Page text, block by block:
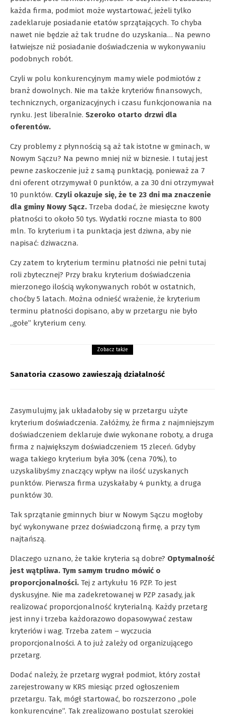
każda firma, podmiot może wystartować, jeżeli tylko
zadeklaruje posiadanie etatów sprzątających. To chyba
nawet nie będzie aż tak trudne do uzyskania… Na pewno
łatwiejsze niż posiadanie doświadczenia w wykonywaniu
podobnych robót.
Czyli w polu konkurencyjnym mamy wiele podmiotów z
branż dowolnych. Nie ma także kryteriów finansowych,
technicznych, organizacyjnych i czasu funkcjonowania na
rynku. Jest liberalnie. Szeroko otarto drzwi dla
oferentów.
Czy problemy z płynnością są aż tak istotne w gminach, w
Nowym Sączu? Na pewno mniej niż w biznesie. I tutaj jest
pewne zaskoczenie już z samą punktacją, ponieważ za 7
dni oferent otrzymywał 0 punktów, a za 30 dni otrzymywał
10 punktów. Czyli okazuje się, że te 23 dni ma znaczenie
dla gminy Nowy Sącz. Trzeba dodać, że miesięczne kwoty
płatności to około 50 tys. Wydatki roczne miasta to 800
mln. To kryterium i ta punktacja jest dziwna, aby nie
napisać: dziwaczna.
Czy zatem to kryterium terminu płatności nie pełni tutaj
roli zbytecznej? Przy braku kryterium doświadczenia
mierzonego ilością wykonywanych robót w ostatnich,
choćby 5 latach. Można odnieść wrażenie, że kryterium
terminu płatności dopisano, aby w przetargu nie było
„gołe” kryterium ceny.
Zobacz także
Sanatoria czasowo zawieszają działalność
Zasymulujmy, jak układałoby się w przetargu użyte
kryterium doświadczenia. Załóżmy, że firma z najmniejszym
doświadczeniem deklaruje dwie wykonane roboty, a druga
firma z największym doświadczeniem 15 zleceń. Gdyby
waga takiego kryterium była 30% (cena 70%), to
uzyskalibyśmy znaczący wpływ na ilość uzyskanych
punktów. Pierwsza firma uzyskałaby 4 punkty, a druga
punktów 30.
Tak sprzątanie gminnych biur w Nowym Sączu mogłoby
być wykonywane przez doświadczoną firmę, a przy tym
najtańszą.
Dlaczego uznano, że takie kryteria są dobre? Optymalność
jest wątpliwa. Tym samym trudno mówić o
proporcjonalności. Tej z artykułu 16 PZP. To jest
dyskusyjne. Nie ma zadekretowanej w PZP zasady, jak
realizować proporcjonalność kryterialną. Każdy przetarg
jest inny i trzeba każdorazowo dopasowywać zestaw
kryteriów i wag. Trzeba zatem – wyczucia
proporcjonalności. A to już zależy od organizującego
przetarg.
Dodać należy, że przetarg wygrał podmiot, który został
zarejestrowany w KRS miesiąc przed ogłoszeniem
przetargu. Tak, mógł startować, bo rozszerzono „pole
konkurencyjne”. Tak zrealizowano postulat szerokiej